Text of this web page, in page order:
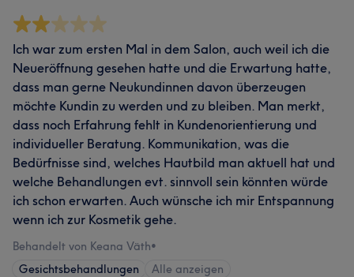
Ich war zum ersten Mal in dem Salon, auch weil ich die
Neueröffnung gesehen hatte und die Erwartung hatte,
dass man gerne Neukundinnen davon überzeugen
möchte Kundin zu werden und zu bleiben. Man merkt,
dass noch Erfahrung fehlt in Kundenorientierung und
individueller Beratung. Kommunikation, was die
Bedürfnisse sind, welches Hautbild man aktuell hat und
welche Behandlungen evt. sinnvoll sein könnten würde
ich schon erwarten. Auch wünsche ich mir Entspannung
wenn ich zur Kosmetik gehe.
Behandelt von Keana Väth•
Gesichtsbehandlungen
Alle anzeigen